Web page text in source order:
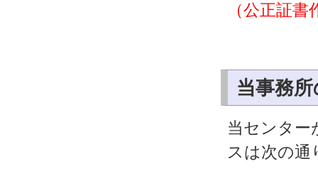
（公正証
当事務
当センター
スは次の通